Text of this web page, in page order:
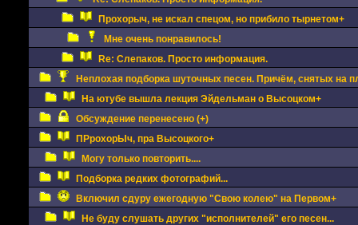
Прохорыч, не искал спецом, но прибило тырнетом+
Мне очень понравилось!
Re: Слепаков. Просто информация.
Неплохая подборка шуточных песен. Причём, снятых на
На ютубе вышла лекция Эйдельман о Высоцком+
Обсуждение перенесено (+)
ПРрохорЫч, пра Высоцкого+
Могу только повторить....
Подборка редких фотографий...
Включил сдуру ежегодную "Свою колею" на Первом+
Не буду слушать других "исполнителей" его песен...